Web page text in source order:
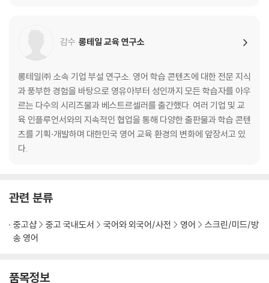
감수 롱테일 교육 연구소
롱테일㈜ 소속 기업 부설 연구소. 영어 학습 콘텐츠에 대한 전문 지식
과 풍부한 경험을 바탕으로 영유아부터 성인까지 모든 학습자를 아우
르는 다수의 시리즈물과 베스트르셀러를 출간했다. 여러 기업 및 교
육 인플루언서와의 지속적인 협업을 통해 다양한 출판물과 학습 콘텐
츠를 기획·개발하며 대한민국 영어 교육 환경의 변화에 앞장서고 있
다.
관련 분류
중고샵 중고 국내도서 국어와 외국어/사전 영어
스크린/미드/방
송 영어
품목정보